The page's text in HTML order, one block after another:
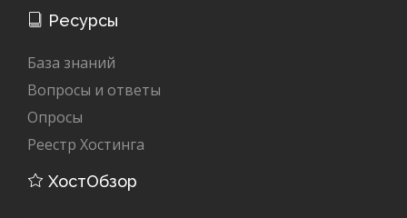
Ресурсы
База знаний
Вопросы и ответы
Опросы
Реестр Хостинга
ХостОбзор